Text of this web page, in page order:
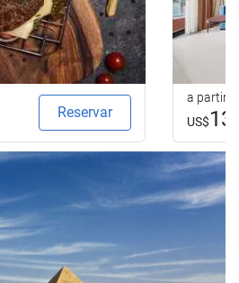
Reservar
a partir
US$